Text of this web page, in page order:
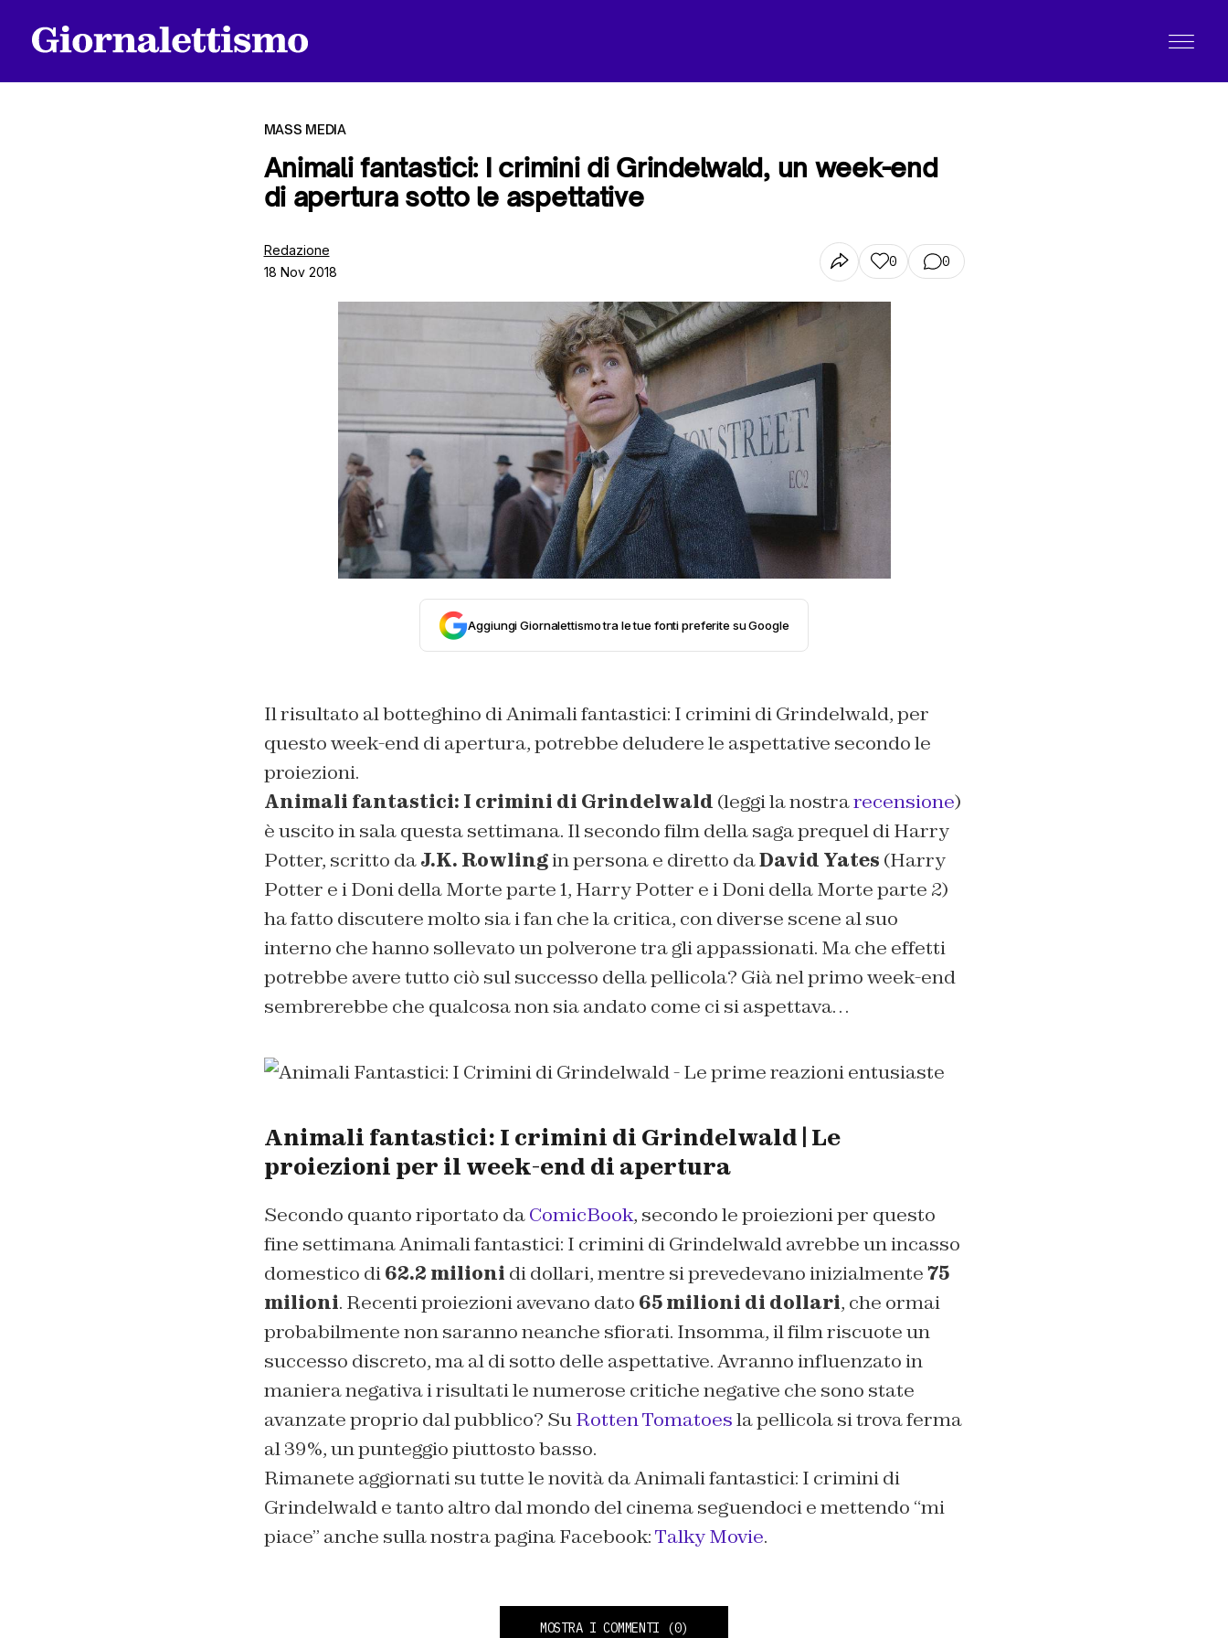
MASS MEDIA
Animali fantastici: I crimini di Grindelwald, un week-end
di apertura sotto le aspettative
Redazione
18 Nov 2018
0 0
Aggiungi Giornalettismo tra le tue fonti preferite su Google
Il risultato al botteghino di Animali fantastici: I crimini di Grindelwald, per
questo week-end di apertura, potrebbe deludere le aspettative secondo le
proiezioni.
Animali fantastici: I crimini di Grindelwald (leggi la nostrarecensione)
è uscito in sala questa settimana. Il secondo film della saga prequel di Harry
Potter, scritto daJ.K. Rowlingin persona e diretto daDavid Yates (Harry
Potter e i Doni della Morte parte 1, Harry Potter e i Doni della Morte parte 2)
ha fatto discutere molto sia i fan che la critica, con diverse scene al suo
interno che hanno sollevato un polverone tra gli appassionati. Ma che effetti
potrebbe avere tutto ciò sul successo della pellicola? Già nel primo week-end
sembrerebbe che qualcosa non sia andato come ci si aspettava…
Animali fantastici: I crimini di Grindelwald | Le
proiezioni per il week-end di apertura
Secondo quanto riportato daComicBook, secondo le proiezioni per questo
fine settimana Animali fantastici: I crimini di Grindelwald avrebbe un incasso
domestico di62.2 milioni di dollari, mentre si prevedevano inizialmente75
milioni. Recenti proiezioni avevano dato 65 milioni di dollari, che ormai
probabilmente non saranno neanche sfiorati. Insomma, il film riscuote un
successo discreto, ma al di sotto delle aspettative. Avranno influenzato in
maniera negativa i risultati le numerose critiche negative che sono state
avanzate proprio dal pubblico? SuRotten Tomatoesla pellicola si trova ferma
al 39%, un punteggio piuttosto basso.
Rimanete aggiornati su tutte le novità da Animali fantastici: I crimini di
Grindelwald e tanto altro dal mondo del cinema seguendoci e mettendo “mi
piace” anche sulla nostra pagina Facebook:Talky Movie.
MOSTRA I COMMENTI (0)